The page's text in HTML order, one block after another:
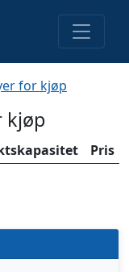
for kjøp
kjøp
Pris